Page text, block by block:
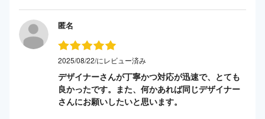
匿名
2025/08/22/にレビュー済み
デザイナーさんが丁寧かつ対応が迅速で、とても
良かったです。また、何かあれば同じデザイナー
さんにお願いしたいと思います。